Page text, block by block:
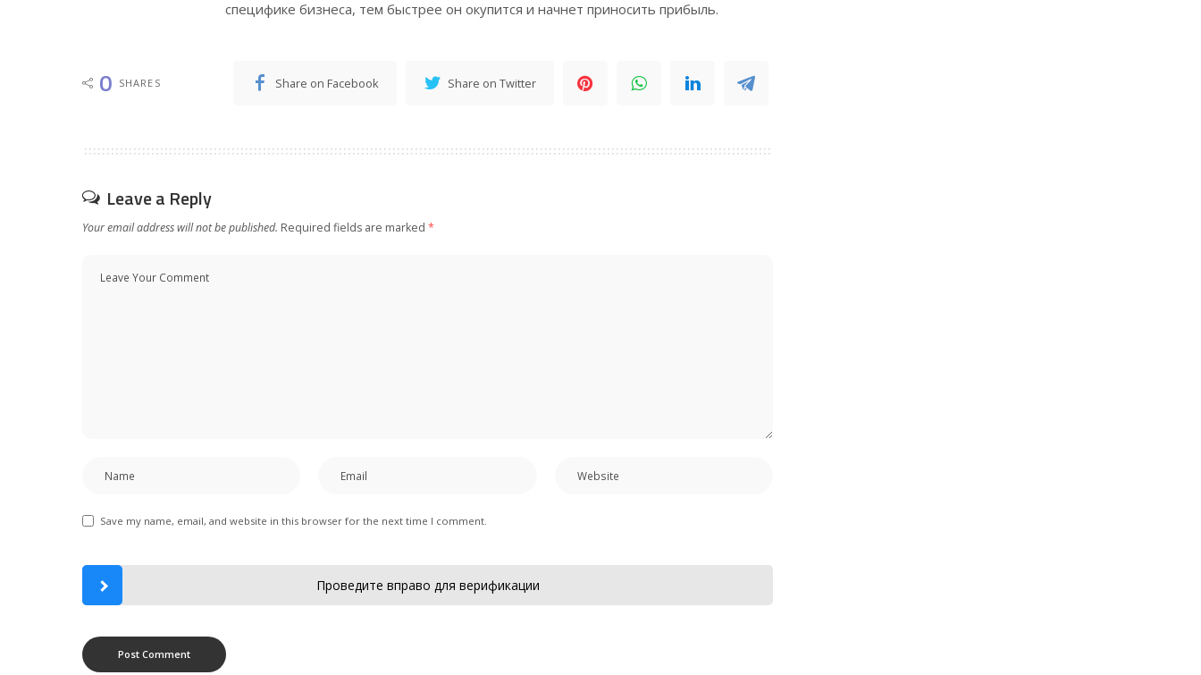
специфике бизнеса, тем быстрее он окупится и начнет приносить прибыль.
0 SHARES Share on Facebook Share on Twitter
Leave a Reply
Your email address will not be published. Required fields are marked *
Save my name, email, and website in this browser for the next time I comment.
Проведите вправо для верификации